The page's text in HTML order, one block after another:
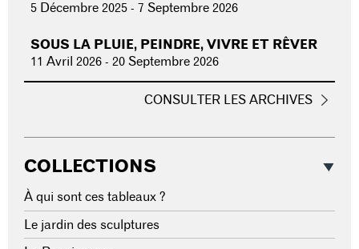
5 Décembre 2025- 7 Septembre 2026
SOUS LA PLUIE, PEINDRE, VIVRE ET RÊVER
11 Avril 2026- 20 Septembre 2026
CONSULTER LES ARCHIVES
COLLECTIONS
À qui sont ces tableaux ?
Le jardin des sculptures